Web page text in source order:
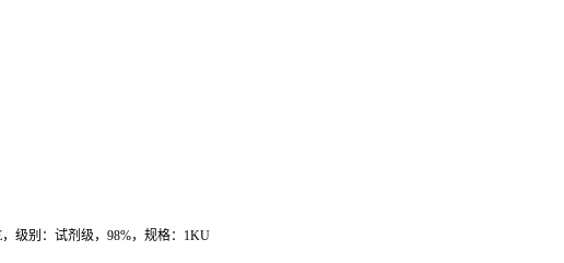
，级别：试剂级， 98%，规格： 1KU